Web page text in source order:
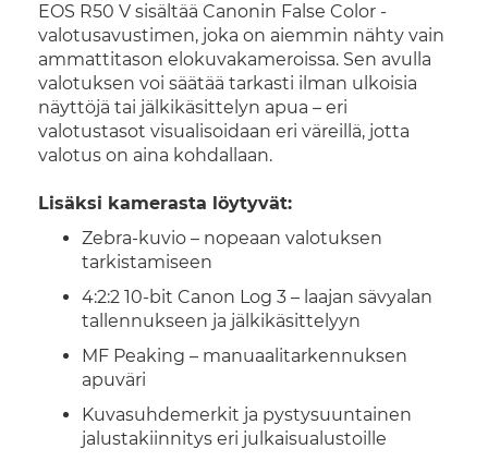
EOS R50 V sisältää Canonin False Color -
valotusavustimen, joka on aiemmin nähty vain
ammattitason elokuvakameroissa. Sen avulla
valotuksen voi säätää tarkasti ilman ulkoisia
näyttöjä tai jälkikäsittelyn apua – eri
valotustasot visualisoidaan eri väreillä, jotta
valotus on aina kohdallaan.
Lisäksi kamerasta löytyvät:
Zebra-kuvio – nopeaan valotuksen
tarkistamiseen
4:2:2 10-bit Canon Log 3 – laajan sävyalan
tallennukseen ja jälkikäsittelyyn
MF Peaking – manuaalitarkennuksen
apuväri
Kuvasuhdemerkit ja pystysuuntainen
jalustakiinnitys eri julkaisualustoille